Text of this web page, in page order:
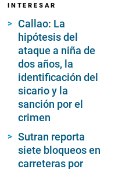
INTERESAR
Callao: La
hipótesis del
ataque a niña de
dos años, la
identificación del
sicario y la
sanción por el
crimen
Sutran reporta
siete bloqueos en
carreteras por